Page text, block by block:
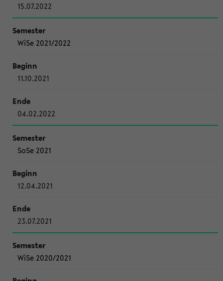
15.07.2022
WiSe 2021/2022
11.10.2021
04.02.2022
SoSe 2021
12.04.2021
23.07.2021
WiSe 2020/2021